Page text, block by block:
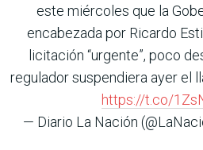
este miércoles que la
encabezada por Ricardo
licitación “urgente”, poco
regulador suspendiera ayer el
https://t.co/
— Diario La Nación